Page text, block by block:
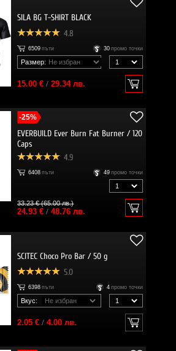
SILA BG T-SHIRT BLACK
4.8
6509 пъти 30 промо точки
Размер:
15.00 €/ 29.34 лв.
-25%
EVERBUILD Ever Burn Fat Burner / 120
Caps
4.9
6408 пъти 49 промо точки
33.23 € (65.00 лв.)
24.93 €/ 48.76 лв.
SCITEC Choco Pro Bar / 50 g
5.0
6398 пъти 4 промо точки
Вкус:
2.05 €/ 4.00 лв.